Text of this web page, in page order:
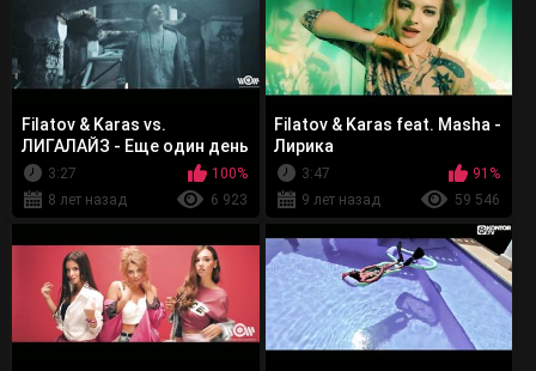
Filatov & Karas vs.
ЛИГАЛАЙЗ - Еще один день
3:27
100%
8 лет назад
6 923
Filatov & Karas feat. Masha -
Лирика
3:47
91%
9 лет назад
59 546